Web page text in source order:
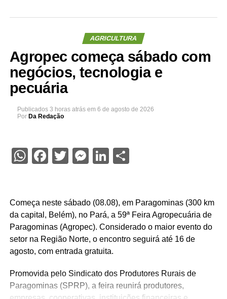
AGRICULTURA
Agropec começa sábado com
negócios, tecnologia e
pecuária
Publicados 3 horas atrás em 6 de agosto de 2026
Por Da Redação
WhatsApp
Facebook
Twitter
Messenger
LinkedIn
Share
Começa neste sábado (08.08), em Paragominas (300 km
da capital, Belém), no Pará, a 59ª Feira Agropecuária de
Paragominas (Agropec). Considerado o maior evento do
setor na Região Norte, o encontro seguirá até 16 de
agosto, com entrada gratuita.
Promovida pelo Sindicato dos Produtores Rurais de
Paragominas (SPRP), a feira reunirá produtores,